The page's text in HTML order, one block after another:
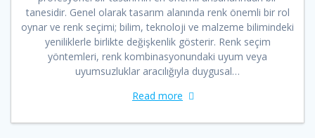
tanesidir. Genel olarak tasarım alanında renk önemli bir rol
oynar ve renk seçimi; bilim, teknoloji ve malzeme bilimindeki
yeniliklerle birlikte değişkenlik gösterir. Renk seçim
yöntemleri, renk kombinasyonundaki uyum veya
uyumsuzluklar aracılığıyla duygusal…
Read more